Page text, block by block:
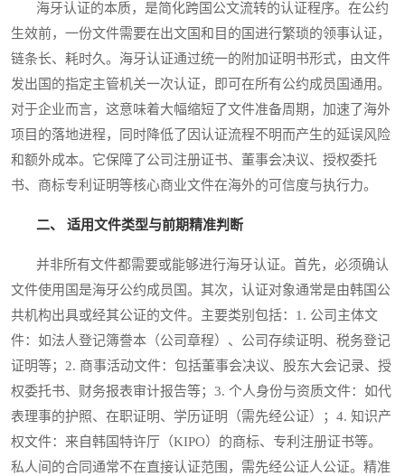
海牙认证的本质，是简化跨国公文流转的认证程序。在公约
生效前，一份文件需要在出文国和目的国进行繁琐的领事认证，
链条长、耗时久。海牙认证通过统一的附加证明书形式，由文件
发出国的指定主管机关一次认证，即可在所有公约成员国通用。
对于企业而言，这意味着大幅缩短了文件准备周期，加速了海外
项目的落地进程，同时降低了因认证流程不明而产生的延误风险
和额外成本。它保障了公司注册证书、董事会决议、授权委托
书、商标专利证明等核心商业文件在海外的可信度与执行力。
二、 适用文件类型与前期精准判断
并非所有文件都需要或能够进行海牙认证。首先，必须确认
文件使用国是海牙公约成员国。其次，认证对象通常是由韩国公
共机构出具或经其公证的文件。主要类别包括：1. 公司主体文
件：如法人登记簿誊本（公司章程）、公司存续证明、税务登记
证明等；2. 商事活动文件：包括董事会决议、股东大会记录、授
权委托书、财务报表审计报告等；3. 个人身份与资质文件：如代
表理事的护照、在职证明、学历证明（需先经公证）；4. 知识产
权文件：来自韩国特许厅（KIPO）的商标、专利注册证书等。
私人间的合同通常不在直接认证范围，需先经公证人公证。精准